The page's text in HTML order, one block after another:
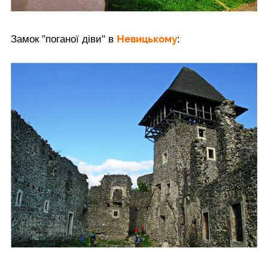
Замок "поганої діви" в Невицькому: